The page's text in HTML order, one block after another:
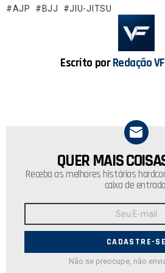
o
A
AJP BJJ JIU-JITSU
Escrito porRedação
NEWSLETTER
QUER MAIS
Receba as melhores histórias
caixa de
E-
Não se preocupe, não